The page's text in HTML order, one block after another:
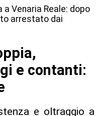
Venaria Reale: dopo
arrestato dai
e contanti:
e oltraggio a